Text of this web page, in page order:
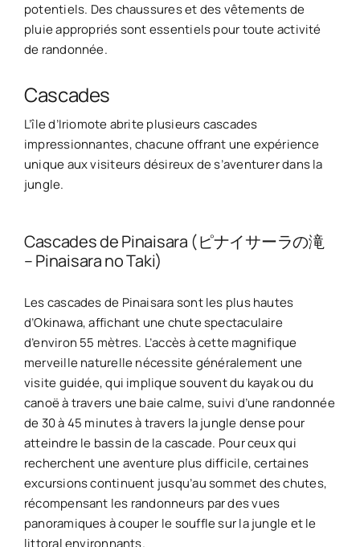
potentiels. Des chaussures et des vêtements de
pluie appropriés sont essentiels pour toute activité
de randonnée.
Cascades
L’île d’Iriomote abrite plusieurs cascades
impressionnantes, chacune offrant une expérience
unique aux visiteurs désireux de s’aventurer dans la
jungle.
Cascades de Pinaisara (ピナイサーラの滝
– Pinaisara no Taki)
Les cascades de Pinaisara sont les plus hautes
d’Okinawa, affichant une chute spectaculaire
d’environ 55 mètres. L’accès à cette magnifique
merveille naturelle nécessite généralement une
visite guidée, qui implique souvent du kayak ou du
canoë à travers une baie calme, suivi d’une randonnée
de 30 à 45 minutes à travers la jungle dense pour
atteindre le bassin de la cascade. Pour ceux qui
recherchent une aventure plus difficile, certaines
excursions continuent jusqu’au sommet des chutes,
récompensant les randonneurs par des vues
panoramiques à couper le souffle sur la jungle et le
littoral environnants.